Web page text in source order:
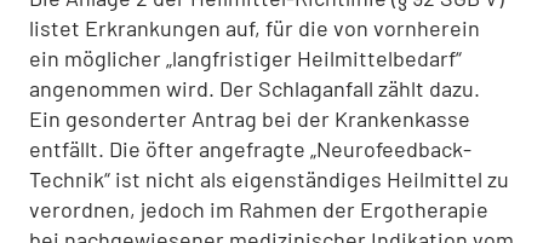
listet Erkrankungen auf, für die von vornherein
ein möglicher „langfristiger Heilmittelbedarf“
angenommen wird. Der Schlaganfall zählt dazu.
Ein gesonderter Antrag bei der Krankenkasse
entfällt. Die öfter angefragte „Neurofeedback-
Technik“ ist nicht als eigenständiges Heilmittel zu
verordnen, jedoch im Rahmen der Ergotherapie